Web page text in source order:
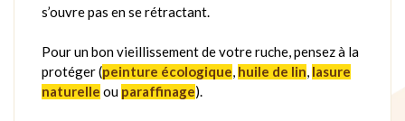
s’ouvre pas en se rétractant.
Pour un bon vieillissement de votre ruche, pensez à la
protéger (peinture écologique, huile de lin, lasure
naturelle ou paraffinage).